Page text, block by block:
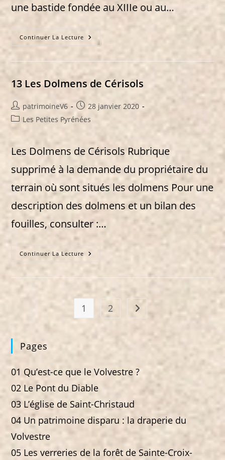
une bastide fondée au XIIIe ou au…
Continuer La Lecture 19
Fabas
Sud
13 Les Dolmens de Cérisols
Auteur/autrice
de
la
patrimoineV6
Publication
publiée :
28 janvier 2020
Post
category:
Les Petites Pyrénées
Les Dolmens de Cérisols Rubrique
supprimé à la demande du propriétaire du
terrain où sont situés les dolmens Pour une
description des dolmens et un bilan des
fouilles, consulter :…
Continuer La Lecture 13
Les
Dolmens
Cérisols
1 2 Aller à la page suivante
Pages
01 Qu’est-ce que le Volvestre ?
02 Le Pont du Diable
03 L’église de Saint-Christaud
04 Un patrimoine disparu : la draperie du
Volvestre
05 Les verreries de la forêt de Sainte-Croix-